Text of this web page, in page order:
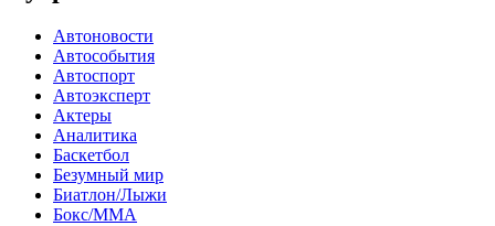
Автоновости
Автособытия
Автоспорт
Автоэксперт
Актеры
Аналитика
Баскетбол
Безумный мир
Биатлон/Лыжи
Бокс/MMA